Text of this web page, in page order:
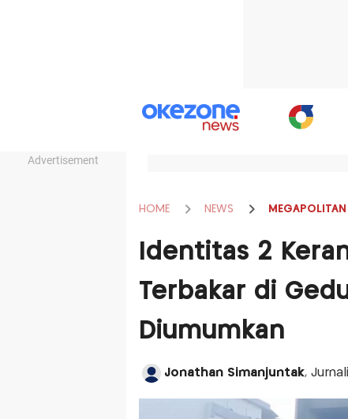
Advertisement
HOME NEWS MEGAPOLITAN
Identitas 2
Terbakar di
Diumumkan
Jonathan Simanjuntak,